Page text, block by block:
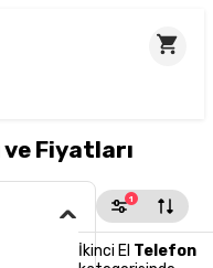
Fiyatları
1
İkinci El Telefon